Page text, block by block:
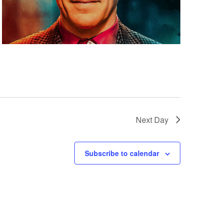
Next Day
Subscribe to calendar